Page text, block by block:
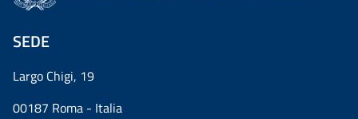
SEDE
Largo Chigi, 19
00187 Roma - Italia